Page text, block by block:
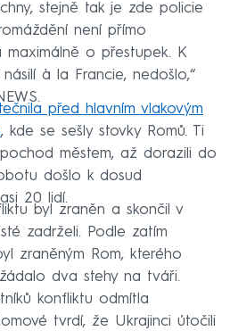
stejně tak je zde policie
není přímo
o přestupek. K
à la Francie, nedošlo,“
před hlavním vlakovým
, kde se sešly stovky Romů. Ti
městem, až dorazili do
došlo k dosud
20 lidí.
byl zraněn a skončil v
zadrželi. Podle zatím
zraněným Rom, kterého
dva stehy na tváři.
konfliktu odmítla
tvrdí, že Ukrajinci útočili